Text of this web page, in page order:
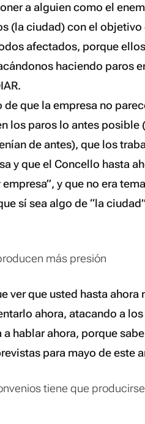
a alguien como el
(la ciudad) con el objetivo
afectados, porque
haciendo paros
que la empresa no
los paros lo antes posible
de antes), que los
y que el Concello hasta
y que no era
sí sea algo de “la
más presión
ver que usted hasta
ahora, atacando a
hablar ahora, porque
para mayo de este
tiene que